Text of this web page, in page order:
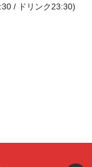
/ ドリンク23:30)